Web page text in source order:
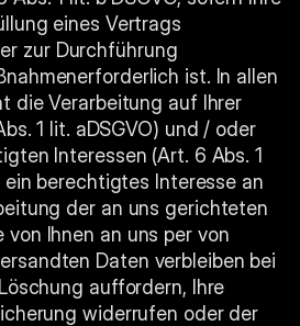
eines Vertrags
zur Durchführung
ist. In allen
die Verarbeitung auf Ihrer
1 lit. aDSGVO) und / oder
Interessen (Art. 6 Abs. 1
ein berechtigtes Interesse an
der an uns gerichteten
von Ihnen an uns per von
Daten verbleiben bei
auffordern, Ihre
widerrufen oder der